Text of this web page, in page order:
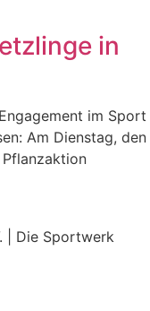
in
im Sport
Am Dienstag, den
| Die Sportwerk